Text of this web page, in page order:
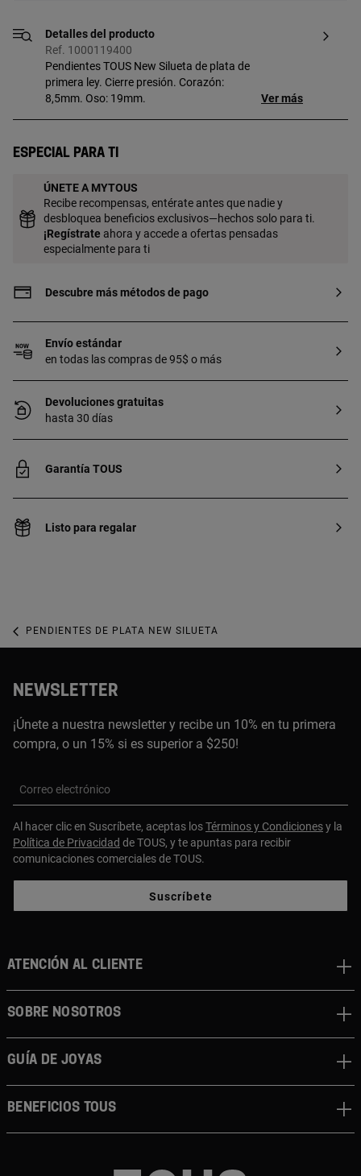
Detalles del producto
Ref. 1000119400
Pendientes TOUS New Silueta de plata de
primera ley. Cierre presión. Corazón:
8,5mm. Oso: 19mm.
Ver más
Especial para ti
ÚNETE A MYTOUS
Recibe recompensas, entérate antes que nadie y
desbloquea beneficios exclusivos—hechos solo para ti.
¡Regístrate ahora y accede a ofertas pensadas
especialmente para ti
Descubre más métodos de pago
Envío estándar
en todas las compras de 95$ o más
Devoluciones gratuitas
hasta 30 días
Garantía TOUS
Listo para regalar
PENDIENTES DE PLATA NEW SILUETA
NEWSLETTER
¡Únete a nuestra newsletter y recibe un 10% en tu primera
compra, o un 15% si es superior a $250!
Correo electrónico
Al hacer clic en Suscríbete, aceptas losTérminos y Condicionesy la
Política de Privacidad de TOUS, y te apuntas para recibir
comunicaciones comerciales de TOUS.
Suscríbete
ATENCIÓN AL CLIENTE
SOBRE NOSOTROS
GUÍA DE JOYAS
BENEFICIOS TOUS